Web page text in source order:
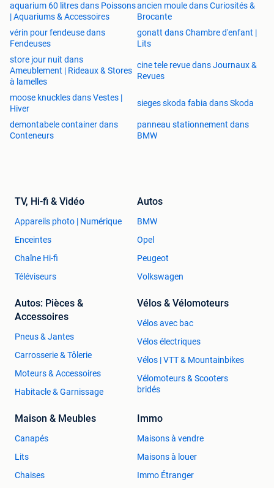
aquarium 60 litres dans Poissons
| Aquariums & Accessoires
ancien moule dans Curiosités &
Brocante
vérin pour fendeuse dans
Fendeuses
gonatt dans Chambre d'enfant |
Lits
store jour nuit dans
Ameublement | Rideaux & Stores
à lamelles
cine tele revue dans Journaux &
Revues
moose knuckles dans Vestes |
Hiver
sieges skoda fabia dans Skoda
demontabele container dans
Conteneurs
panneau stationnement dans
BMW
TV, Hi-fi & Vidéo
Appareils photo | Numérique
Enceintes
Chaîne Hi-fi
Téléviseurs
Autos
BMW
Opel
Peugeot
Volkswagen
Autos: Pièces &
Accessoires
Pneus & Jantes
Carrosserie & Tôlerie
Moteurs & Accessoires
Habitacle & Garnissage
Vélos & Vélomoteurs
Vélos avec bac
Vélos électriques
Vélos | VTT & Mountainbikes
Vélomoteurs & Scooters
bridés
Maison & Meubles
Canapés
Lits
Chaises
Immo
Maisons à vendre
Maisons à louer
Immo Étranger